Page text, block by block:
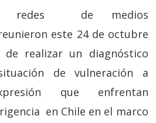
de redes de medios
este 24 de octubre
realizar un diagnóstico
de vulneración a
que enfrentan
en Chile en el marco